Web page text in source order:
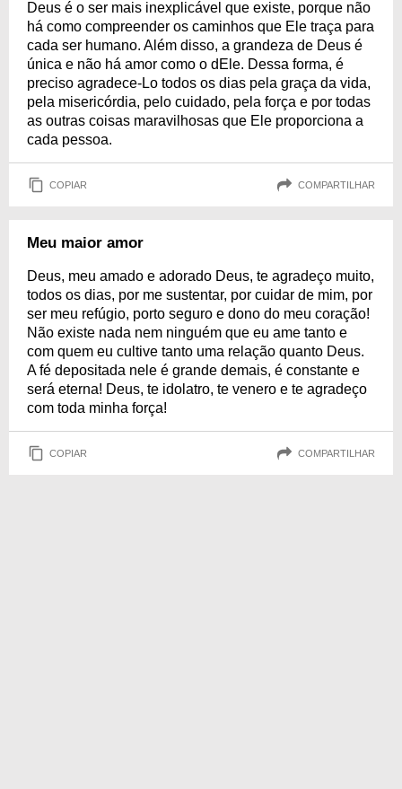
Deus é o ser mais inexplicável que existe, porque não
há como compreender os caminhos que Ele traça para
cada ser humano. Além disso, a grandeza de Deus é
única e não há amor como o dEle. Dessa forma, é
preciso agradece-Lo todos os dias pela graça da vida,
pela misericórdia, pelo cuidado, pela força e por todas
as outras coisas maravilhosas que Ele proporciona a
cada pessoa.
COPIAR COMPARTILHAR
Meu maior amor
Deus, meu amado e adorado Deus, te agradeço muito,
todos os dias, por me sustentar, por cuidar de mim, por
ser meu refúgio, porto seguro e dono do meu coração!
Não existe nada nem ninguém que eu ame tanto e
com quem eu cultive tanto uma relação quanto Deus.
A fé depositada nele é grande demais, é constante e
será eterna! Deus, te idolatro, te venero e te agradeço
com toda minha força!
COPIAR COMPARTILHAR